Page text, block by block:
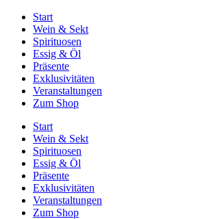
Start
Wein & Sekt
Spirituosen
Essig & Öl
Präsente
Exklusivitäten
Veranstaltungen
Zum Shop
Start
Wein & Sekt
Spirituosen
Essig & Öl
Präsente
Exklusivitäten
Veranstaltungen
Zum Shop